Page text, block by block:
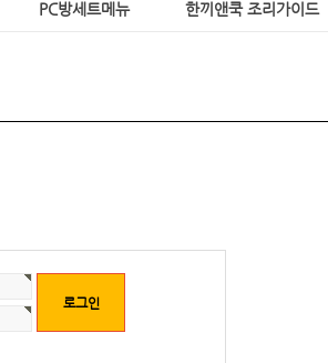
PC방세트메뉴 한끼앤쿡 조리가이드